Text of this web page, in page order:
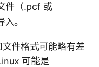
件（.pcf 或
。
件格式可能略有差
可能是